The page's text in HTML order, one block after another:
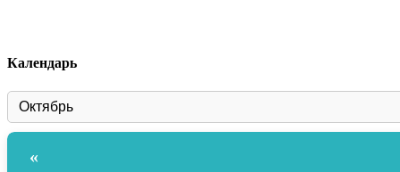
Календарь
«